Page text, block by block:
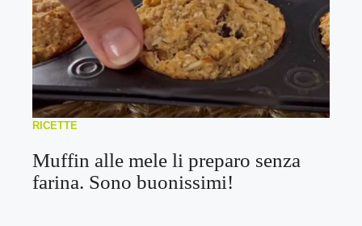
RICETTE
Muffin alle mele li preparo senza
farina. Sono buonissimi!